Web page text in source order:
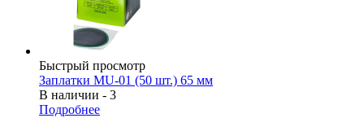
Быстрый просмотр
Заплатки MU-01 (50 шт.) 65 мм
В наличии - 3
Подробнее